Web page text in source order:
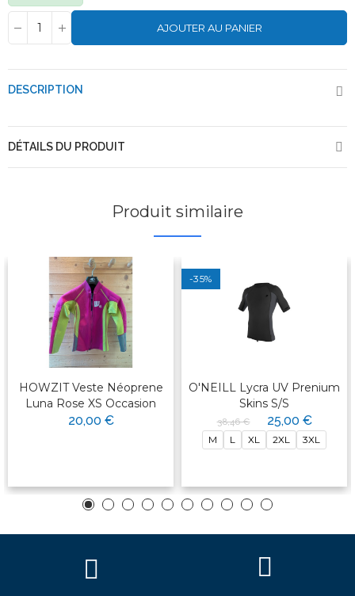
AJOUTER AU PANIER
DESCRIPTION
DÉTAILS DU PRODUIT
Produit similaire
HOWZIT Veste Néoprene
Luna Rose XS Occasion
20,00 €
-35%
O'NEILL Lycra UV Prenium
Skins S/S
38,46 € 25,00 €
M L XL 2XL 3XL